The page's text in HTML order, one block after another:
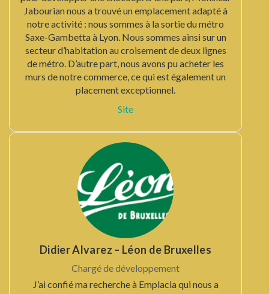
Jabourian nous a trouvé un emplacement adapté à
notre activité : nous sommes à la sortie du métro
Saxe-Gambetta à Lyon. Nous sommes ainsi sur un
secteur d’habitation au croisement de deux lignes
de métro. D’autre part, nous avons pu acheter les
murs de notre commerce, ce qui est également un
placement exceptionnel.
Site
Didier Alvarez – Léon de Bruxelles
Chargé de développement
J’ai confié ma recherche à Emplacia qui nous a